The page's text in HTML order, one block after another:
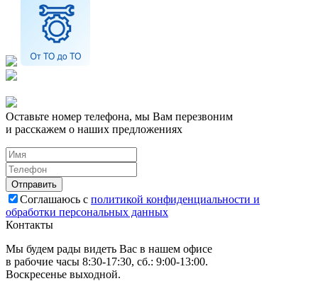
Оставьте номер телефона, мы Вам перезвоним
и расскажем о наших предложениях
Соглашаюсь с политикой конфиденциальности и
обработки персональных данных
Контакты
Мы будем рады видеть Вас в нашем офисе
в рабочие часы 8:30-17:30, сб.: 9:00-13:00.
Воскресенье выходной.